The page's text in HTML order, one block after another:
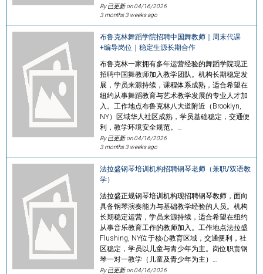
By 已更新 on04/16/2026
3 months 3 weeks ago
布鲁克林舞蹈学院招聘中国舞教师｜周末代课
+编导岗位｜稳定生源长期合作
布鲁克林一家拥有多年运营经验的舞蹈学院现正
招聘中国舞教师加入教学团队。机构长期稳定发
展，学员来源持续，课程体系成熟，适合希望在
纽约从事舞蹈教育与艺术教学发展的专业人才加
入。工作地点布鲁克林八大道附近（Brooklyn,
NY）区域华人社区成熟，学员基础稳定，交通便
利，教学环境安全规范。…
By 已更新 on04/16/2026
3 months 3 weeks ago
法拉盛钢琴培训机构招聘钢琴老师（兼职/双语教
学）
法拉盛正规钢琴培训机构现招聘钢琴教师，面向
具备钢琴演奏能力与基础教学经验的人员。机构
长期稳定运营，学员来源持续，适合希望在纽约
从事音乐教育工作的教师加入。工作地点法拉盛
Flushing, NY位于核心教育区域，交通便利，社
区稳定，学员以儿童与青少年为主。岗位职责钢
琴一对一教学（儿童及青少年为主）…
By 已更新 on04/16/2026